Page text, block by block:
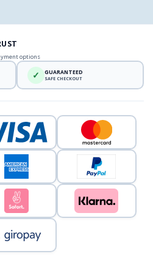
options
✓ GUARANTEED
SAFE CHECKOUT